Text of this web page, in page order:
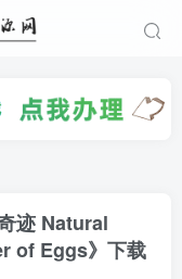
迹 Natural
of Eggs》下载